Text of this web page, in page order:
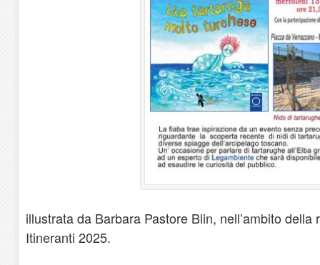
illustrata da Barbara Pastore Blin, nell’ambito
Itineranti 2025.